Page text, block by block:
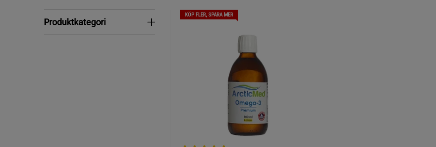
ProduktkategoriProduktkategori
KÖP FLER, SPARA MER